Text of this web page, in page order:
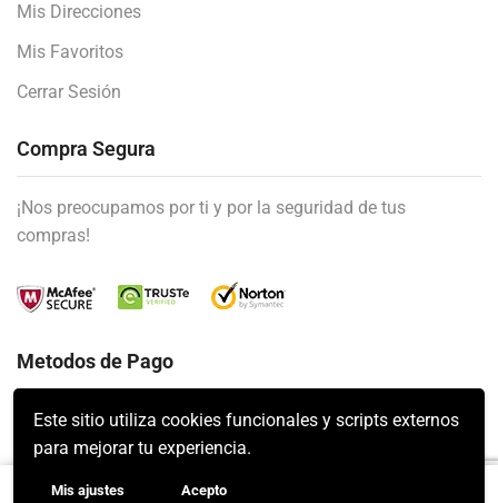
Este sitio utiliza cookies funcionales y scripts externos
para mejorar tu experiencia.
Mis ajustes Acepto
Mis Direcciones
Mis Favoritos
Cerrar Sesión
Compra Segura
¡Nos preocupamos por ti y por la seguridad de tus
compras!
Metodos de Pago